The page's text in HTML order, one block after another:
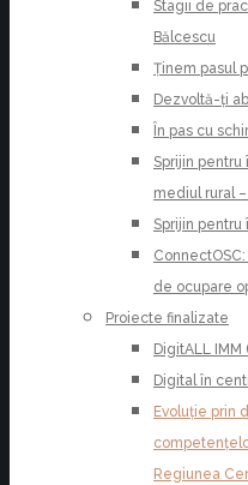
Stagii de
Bălcescu
Ținem pasul
Dezvoltă-ți
În pas cu
Sprijin
mediul rural
Sprijin
de ocupare
Proiecte finalizate
DigitALL
Digital în
Evoluție prin
Regiunea